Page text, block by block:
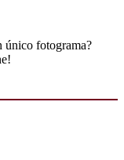
único fotograma?